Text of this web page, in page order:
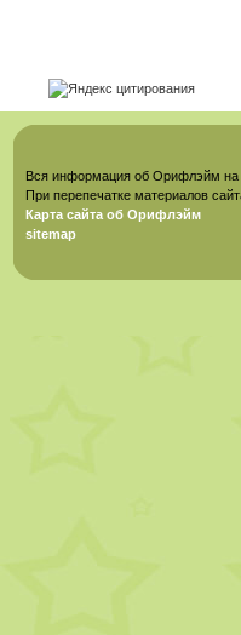
Вся информация об Орифлэйм
При перепечатке материалов
Карта сайта об Орифлэйм
sitemap